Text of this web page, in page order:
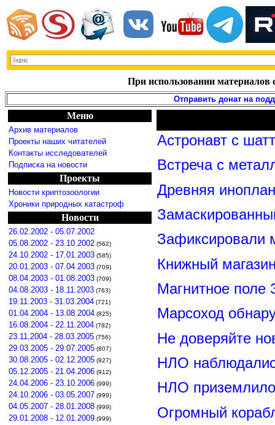
При использовании материалов
Отправить донат на
Меню
Архив материалов
Проекты наших читателей
Контакты исследователей
Подписка на новости
Проекты
Новости криптозоологии
Хроники природных катастроф
Новости
26.02.2002 - 05.07.2002
05.08.2002 - 23.10.2002 (562)
24.10.2002 - 17.01.2003 (585)
20.01.2003 - 07.04.2003 (709)
08.04.2003 - 01.08.2003 (709)
04.08.2003 - 18.11.2003 (763)
19.11.2003 - 31.03.2004 (721)
01.04.2004 - 13.08.2004 (825)
16.08.2004 - 22.11.2004 (782)
23.11.2004 - 28.03.2005 (756)
29.03.2005 - 29.07.2005 (807)
30.08.2005 - 02.12.2005 (927)
05.12.2005 - 21.04.2006 (912)
24.04.2006 - 23.10.2006 (999)
24.10.2006 - 03.05.2007 (999)
04.05.2007 - 28.01.2008 (999)
29.01.2008 - 12.01.2009 (999)
Астронавт с
Встреча с
Древняя
Зафиксировали
Книжный
Магнитное поле
Марсоход
Не доверяйте
НЛО
НЛО
Огромный